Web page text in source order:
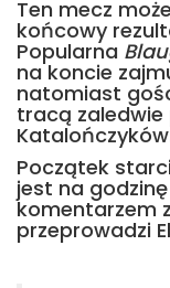
Ten mecz
końcowy
Popularna
na koncie
natomiast
tracą zaledwie
Początek
jest na godzinę
komentarzem
przeprowadzi